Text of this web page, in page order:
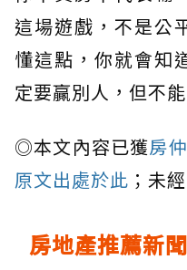
這場遊戲，不是公
懂這點，你就會知
定要贏別人，但不
◎本文內容已獲房
原文出處於此 ；未
房地產推薦新聞